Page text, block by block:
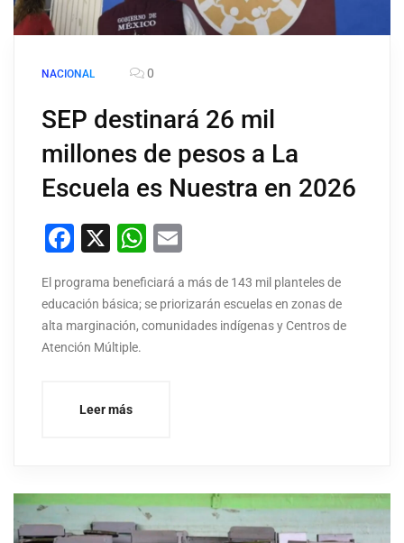
NACIONAL 0
SEP destinará 26 mil
millones de pesos a La
Escuela es Nuestra en 2026
Facebook
X WhatsApp
El programa beneficiará a más de 143 mil planteles de
educación básica; se priorizarán escuelas en zonas de
alta marginación, comunidades indígenas y Centros de
Atención Múltiple.
Leer más